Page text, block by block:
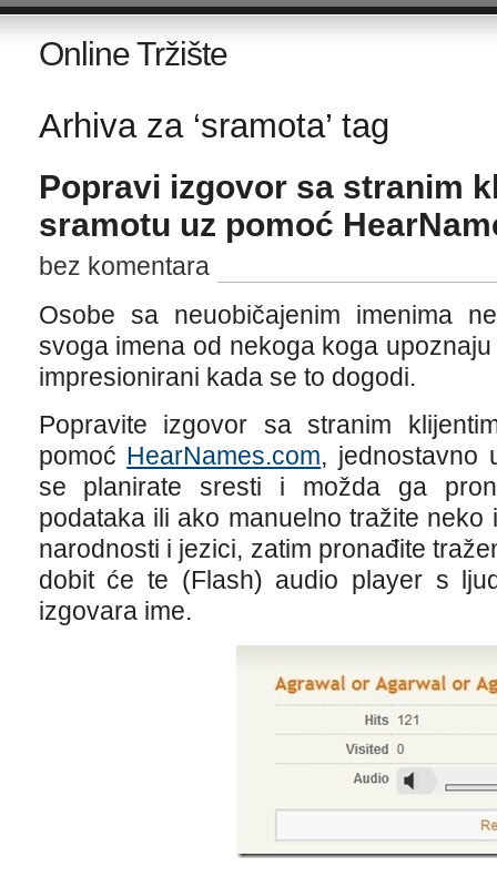
Online Tržište
Arhiva za ‘sramota’ tag
Popravi izgovor sa stranim
sramotu uz pomoć
bez komentara
Osobe sa neuobičajenim imenima
svoga imena od nekoga koga
impresionirani kada se to dogodi.
Popravite izgovor sa stranim
pomoć HearNames.com, jednostavno
se planirate sresti i možda ga
podataka ili ako manuelno tražite
narodnosti i jezici, zatim pronađite
dobit će te (Flash) audio player s
izgovara ime.